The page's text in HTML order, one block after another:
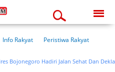
10:39:35 pm
Info Rakyat
Peristiwa Rakyat
Hadiri Jalan Sehat Dan Deklarasi